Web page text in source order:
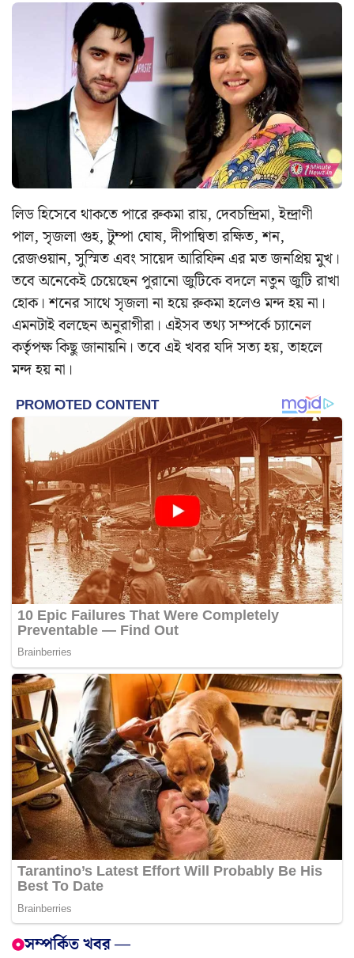
লিড হিসেবে থাকতে পারে রুকমা রায়, দেবচন্দ্রিমা, ইন্দ্রাণী
পাল, সৃজলা গুহ, টুম্পা ঘোষ, দীপান্বিতা রক্ষিত, শন,
রেজওয়ান, সুস্মিত এবং সায়েদ আরিফিন এর মত জনপ্রিয় মুখ।
তবে অনেকেই চেয়েছেন পুরানো জুটিকে বদলে নতুন জুটি রাখা
হোক। শনের সাথে সৃজলা না হয়ে রুকমা হলেও মন্দ হয় না।
এমনটাই বলছেন অনুরাগীরা। এইসব তথ্য সম্পর্কে চ্যানেল
কর্তৃপক্ষ কিছু জানায়নি। তবে এই খবর যদি সত্য হয়, তাহলে
মন্দ হয় না।
সম্পর্কিত খবর —